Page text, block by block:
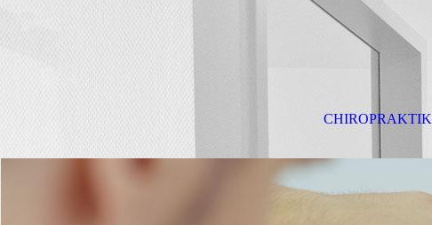
CHIROPRAKTIK